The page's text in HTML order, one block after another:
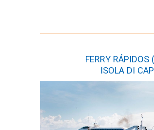
FERRY RÁPIDOS
ISOLA DI